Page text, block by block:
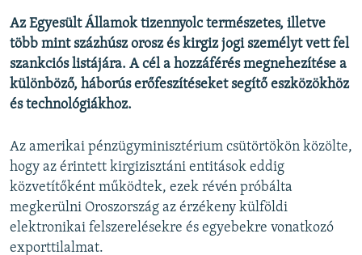
Valamennyi RFE/RL weboldal
Az Egyesült Államok tizennyolc természetes, illetve
több mint százhúsz orosz és kirgiz jogi személyt vett fel
szankciós listájára. A cél a hozzáférés megnehezítése a
különböző, háborús erőfeszítéseket segítő eszközökhöz
és technológiákhoz.
Az amerikai pénzügyminisztérium csütörtökön közölte,
hogy az érintett kirgizisztáni entitások eddig
közvetítőként működtek, ezek révén próbálta
megkerülni Oroszország az érzékeny külföldi
elektronikai felszerelésekre és egyebekre vonatkozó
exporttilalmat.